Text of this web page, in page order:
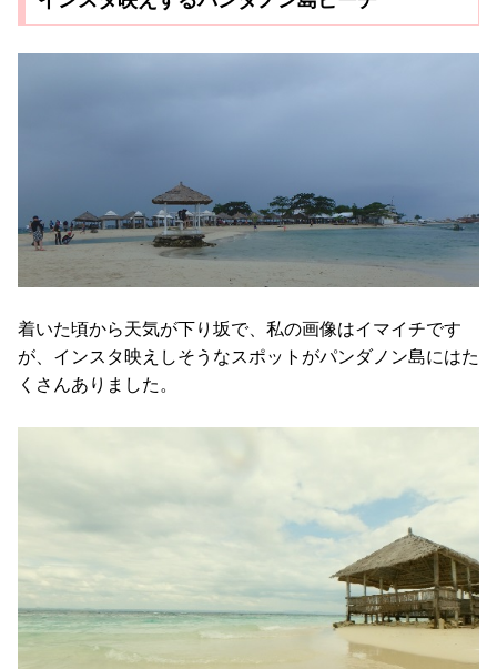
着いた頃から天気が下り坂で、私の画像はイマイチです
が、インスタ映えしそうなスポットがパンダノン島にはた
くさんありました。